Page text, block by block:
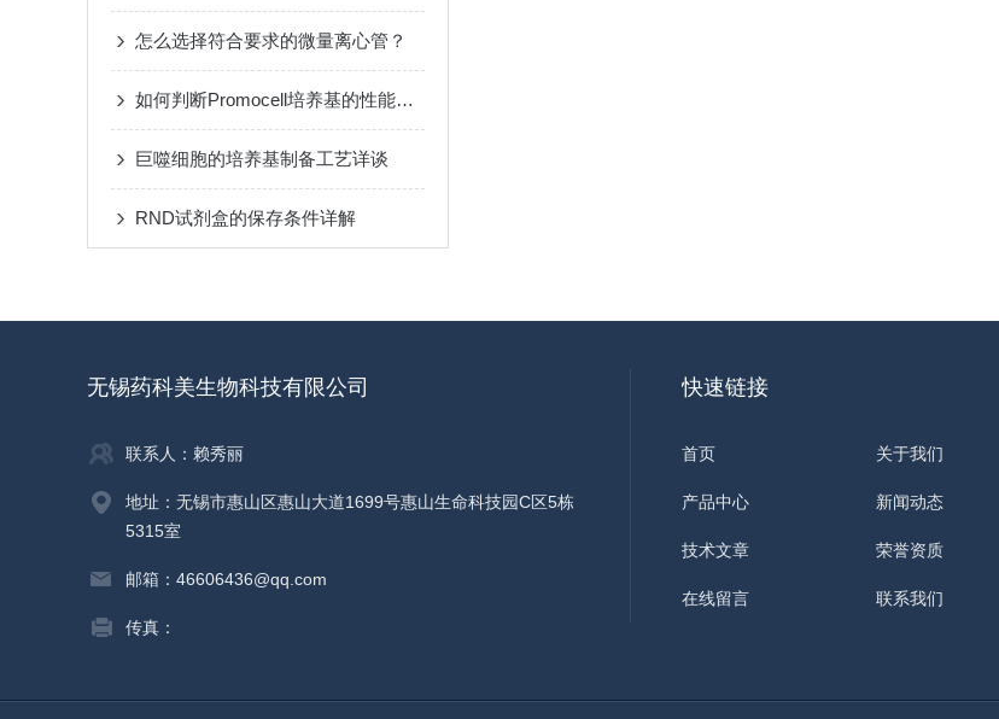
怎么选择符合要求的微量离心管？
如何判断Promocell培养基的性能好坏？
巨噬细胞的培养基制备工艺详谈
RND试剂盒的保存条件详解
无锡药科美生物科技有限公司
联系人：赖秀丽
地址：无锡市惠山区惠山大道1699号惠山生命科技园C区5栋
5315室
邮箱：46606436@qq.com
传真：
快速链接
首页 关于我们
产品中心 新闻动态
技术文章 荣誉资质
在线留言 联系我们